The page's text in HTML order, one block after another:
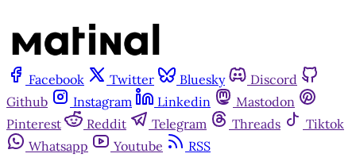
Facebook Twitter Bluesky
Discord
Github
Instagram Linkedin
Mastodon
Pinterest
Reddit Telegram Threads
Tiktok
Whatsapp
Youtube
RSS